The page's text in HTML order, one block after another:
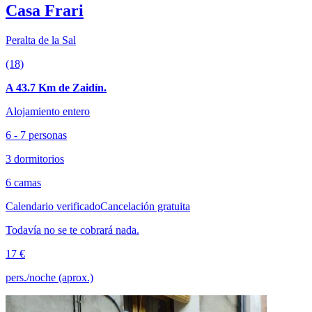
Casa Frari
Peralta de la Sal
(18)
A 43.7 Km de Zaidín.
Alojamiento entero
6 - 7 personas
3 dormitorios
6 camas
Calendario verificadoCancelación gratuita
Todavía no se te cobrará nada.
17 €
pers./noche (aprox.)